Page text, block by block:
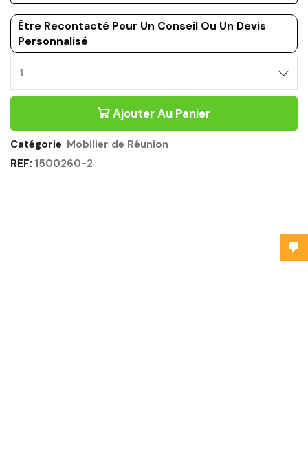
Être Recontacté Pour Un Conseil Ou Un Devis
Personnalisé
Ajouter Au Panier
Catégorie Mobilier de Réunion
REF: 1500260-2